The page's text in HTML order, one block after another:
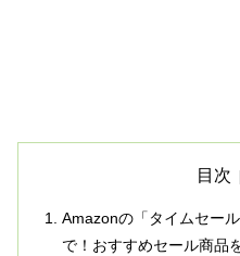
目次
Amazonの「タイムセー
で！おすすめセール商品